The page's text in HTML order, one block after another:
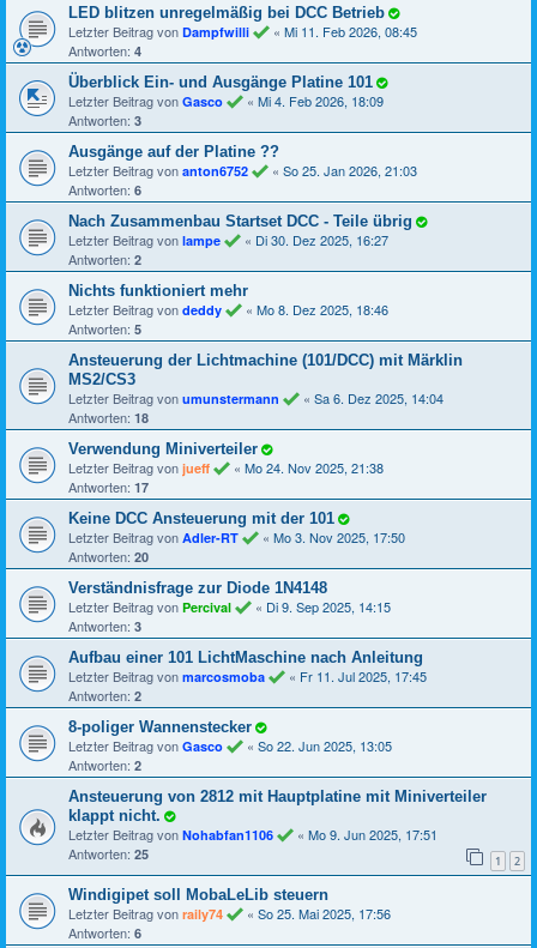
LED blitzen unregelmäßig bei DCC Betrieb
Letzter Beitrag von Dampfwilli « Mi 11. Feb 2026, 08:45
Antworten: 4
Überblick Ein- und Ausgänge Platine 101
Letzter Beitrag von Gasco « Mi 4. Feb 2026, 18:09
Antworten: 3
Ausgänge auf der Platine ??
Letzter Beitrag von anton6752 « So 25. Jan 2026, 21:03
Antworten: 6
Nach Zusammenbau Startset DCC - Teile übrig
Letzter Beitrag von lampe « Di 30. Dez 2025, 16:27
Antworten: 2
Nichts funktioniert mehr
Letzter Beitrag von deddy « Mo 8. Dez 2025, 18:46
Antworten: 5
Ansteuerung der Lichtmachine (101/DCC) mit Märklin
MS2/CS3
Letzter Beitrag von umunstermann « Sa 6. Dez 2025, 14:04
Antworten: 18
Verwendung Miniverteiler
Letzter Beitrag von jueff « Mo 24. Nov 2025, 21:38
Antworten: 17
Keine DCC Ansteuerung mit der 101
Letzter Beitrag von Adler-RT « Mo 3. Nov 2025, 17:50
Antworten: 20
Verständnisfrage zur Diode 1N4148
Letzter Beitrag von Percival « Di 9. Sep 2025, 14:15
Antworten: 3
Aufbau einer 101 LichtMaschine nach Anleitung
Letzter Beitrag von marcosmoba « Fr 11. Jul 2025, 17:45
Antworten: 2
8-poliger Wannenstecker
Letzter Beitrag von Gasco « So 22. Jun 2025, 13:05
Antworten: 2
Ansteuerung von 2812 mit Hauptplatine mit Miniverteiler
klappt nicht.
Letzter Beitrag von Nohabfan1106 « Mo 9. Jun 2025, 17:51
Antworten: 25 1 2
Windigipet soll MobaLeLib steuern
Letzter Beitrag von raily74 « So 25. Mai 2025, 17:56
Antworten: 6